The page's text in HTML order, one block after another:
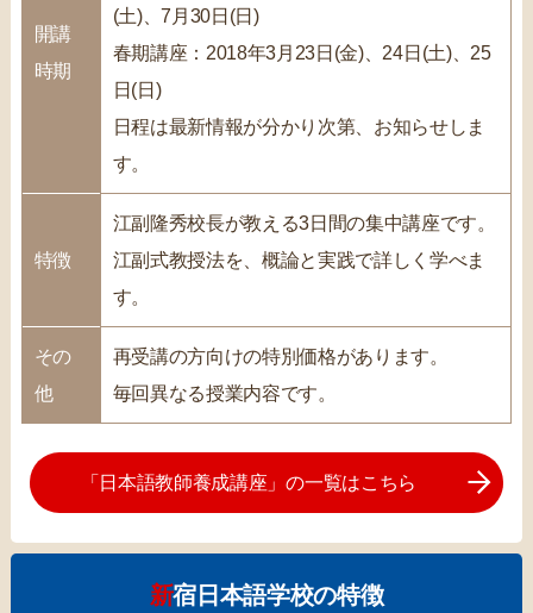
開講
時期
(土)、7月30日(日)
春期講座：2018年3月23日(金)、24日(土)、25
日(日)
日程は最新情報が分かり次第、お知らせしま
す。
特徴
江副隆秀校長が教える3日間の集中講座です。
江副式教授法を、概論と実践で詳しく学べま
す。
その
他
再受講の方向けの特別価格があります。
毎回異なる授業内容です。
「日本語教師養成講座」の一覧はこちら
新宿日本語学校の特徴